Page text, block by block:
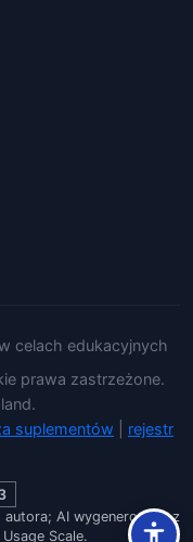
celach edukacyjnych
prawa zastrzeżone.
suplementów
rejestr
AI wygenerowało z
Scale.